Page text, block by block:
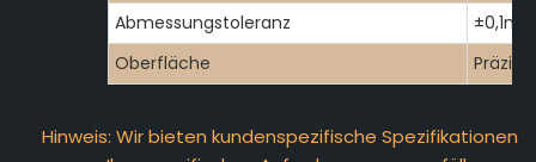
Abmessungstoleranz
Oberfläche
Hinweis: Wir bieten kundenspezifische Spezifikationen